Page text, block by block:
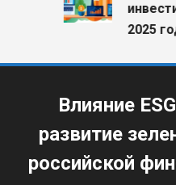
2025 года
Влияние
развитие
российской